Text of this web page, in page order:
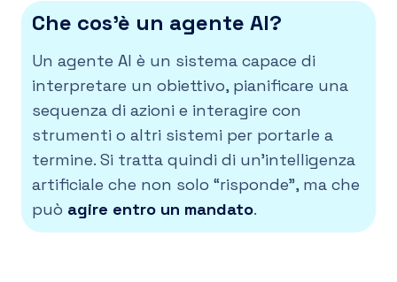
Che cos’è un agente AI?
Un agente AI è un sistema capace di
interpretare un obiettivo, pianificare una
sequenza di azioni e interagire con
strumenti o altri sistemi per portarle a
termine. Si tratta quindi di un’intelligenza
artificiale che non solo “risponde”, ma che
può agire entro un mandato.